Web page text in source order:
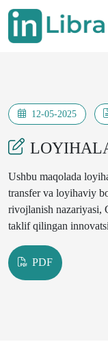
12-05-2025
Ushbu maqolada
transfer va loyihaviy
rivojlanish nazariyasi,
taklif qilingan
PDF